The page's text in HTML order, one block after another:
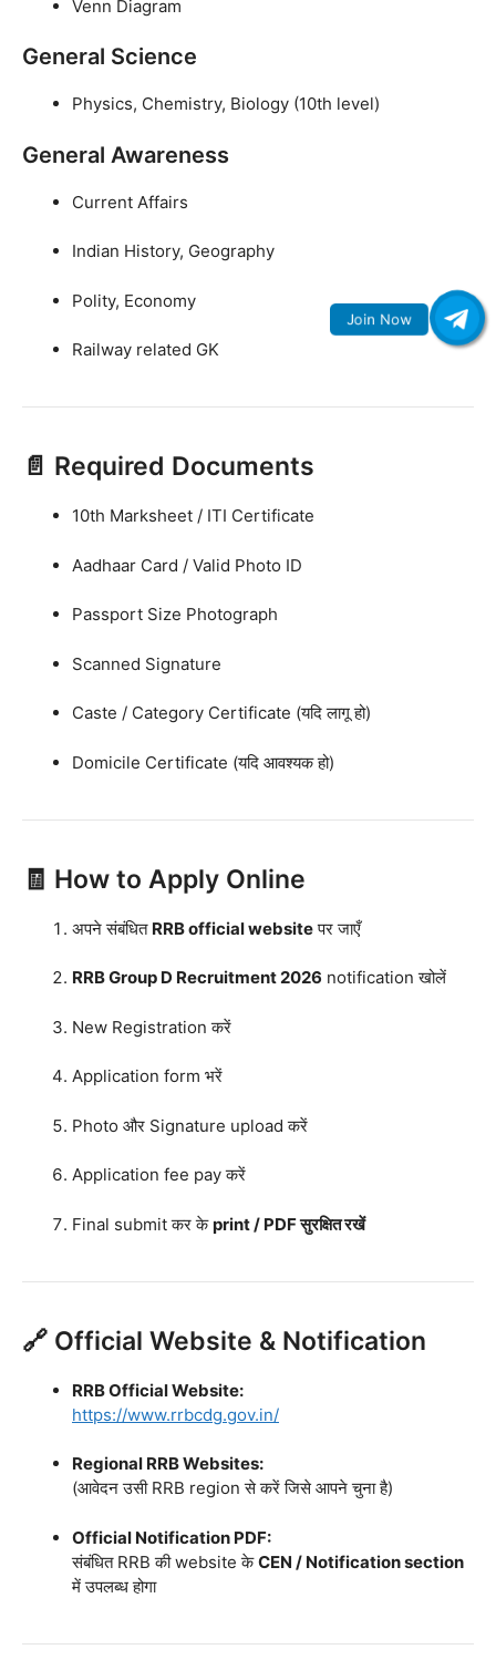
Venn Diagram
General Science
Physics, Chemistry, Biology (10th level)
General Awareness
Current Affairs
Indian History, Geography
Polity, Economy
Railway related GK
📄 Required Documents
10th Marksheet / ITI Certificate
Aadhaar Card / Valid Photo ID
Passport Size Photograph
Scanned Signature
Caste / Category Certificate (यदि लागू हो)
Domicile Certificate (यदि आवश्यक हो)
🧾 How to Apply Online
अपने संबंधित RRB official websiteपर जाएँ
RRB Group D Recruitment 2026 notification खोलें
New Registration करें
Application form भरें
Photo और Signature upload करें
Application fee pay करें
Final submit कर केprint / PDF सुरक्षित रखें
🔗 Official Website & Notification
RRB Official Website:
https://www.rrbcdg.gov.in/
Regional RRB Websites:
(आवेदन उसी RRB region से करें जिसे आपने चुना है)
Official Notification PDF:
संबंधित RRB की website केCEN / Notification section
में उपलब्ध होगा